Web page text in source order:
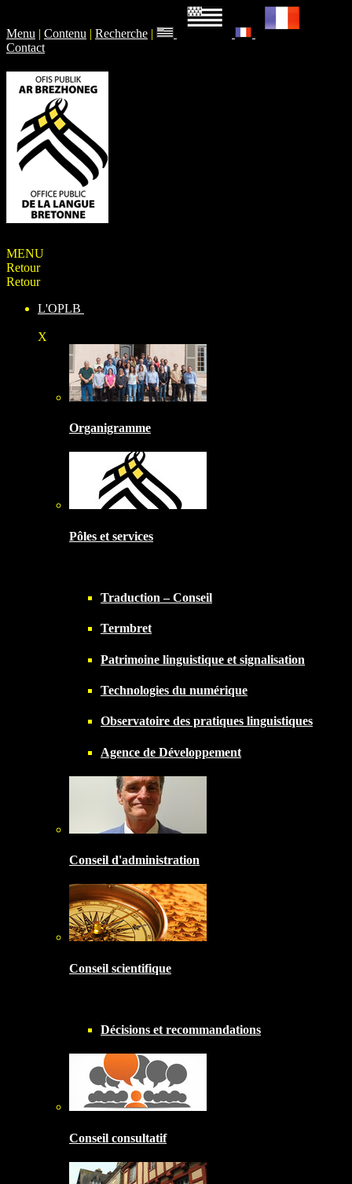
Menu | Contenu | Recherche |
Contact
MENU
Retour
Retour
L'OPLB
X
Organigramme
Pôles et services
Traduction – Conseil
Termbret
Patrimoine linguistique et signalisation
Technologies du numérique
Observatoire des pratiques linguistiques
Agence de Développement
Conseil d'administration
Conseil scientifique
Décisions et recommandations
Conseil consultatif